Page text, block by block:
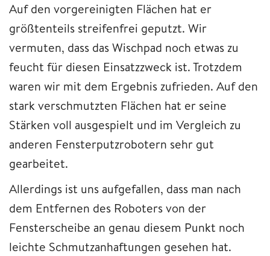
Auf den vorgereinigten Flächen hat er
größtenteils streifenfrei geputzt. Wir
vermuten, dass das Wischpad noch etwas zu
feucht für diesen Einsatzzweck ist. Trotzdem
waren wir mit dem Ergebnis zufrieden. Auf den
stark verschmutzten Flächen hat er seine
Stärken voll ausgespielt und im Vergleich zu
anderen Fensterputzrobotern sehr gut
gearbeitet.
Allerdings ist uns aufgefallen, dass man nach
dem Entfernen des Roboters von der
Fensterscheibe an genau diesem Punkt noch
leichte Schmutzanhaftungen gesehen hat.